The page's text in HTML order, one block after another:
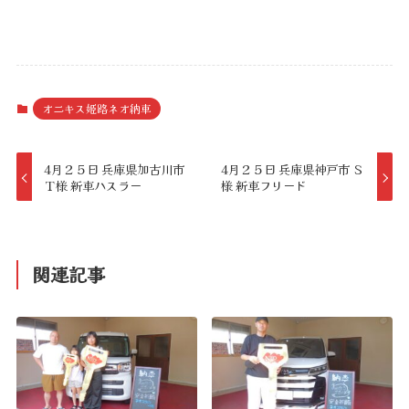
オニキス姫路ネオ納車
4月２５日 兵庫県加古川市
Ｔ様 新車ハスラー
4月２５日 兵庫県神戸市 Ｓ
様 新車フリード
関連記事